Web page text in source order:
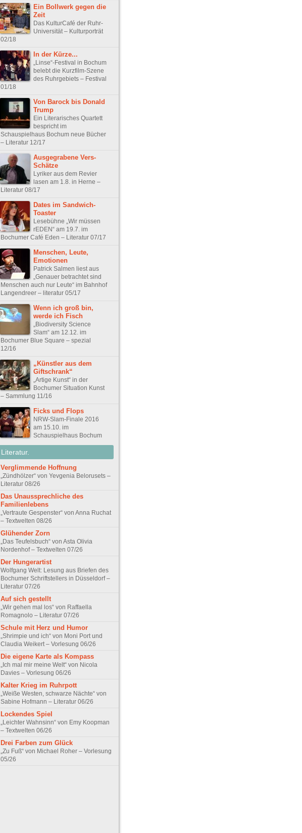
Ein Bollwerk gegen die
Zeit
Das KulturCafé der Ruhr-
Universität – Kulturporträt
02/18
In der Kürze...
„Linse“-Festival in Bochum
belebt die Kurzfilm-Szene
des Ruhrgebiets – Festival
01/18
Von Barock bis Donald
Trump
Ein Literarisches Quartett
bespricht im
Schauspielhaus Bochum neue Bücher
– Literatur 12/17
Ausgegrabene Vers-
Schätze
Lyriker aus dem Revier
lasen am 1.8. in Herne –
Literatur 08/17
Dates im Sandwich-
Toaster
Lesebühne „Wir müssen
rEDEN“ am 19.7. im
Bochumer Café Eden – Literatur 07/17
Menschen, Leute,
Emotionen
Patrick Salmen liest aus
„Genauer betrachtet sind
Menschen auch nur Leute“ im Bahnhof
Langendreer – literatur 05/17
Wenn ich groß bin,
werde ich Fisch
„Biodiversity Science
Slam“ am 12.12. im
Bochumer Blue Square – spezial
12/16
„Künstler aus dem
Giftschrank“
„Artige Kunst“ in der
Bochumer Situation Kunst
– Sammlung 11/16
Ficks und Flops
NRW-Slam-Finale 2016
am 15.10. im
Schauspielhaus Bochum
Literatur.
Verglimmende Hoffnung
„Zündhölzer“ von Yevgenia Belorusets –
Literatur 08/26
Das Unaussprechliche des
Familienlebens
„Vertraute Gespenster“ von Anna Ruchat
– Textwelten 08/26
Glühender Zorn
„Das Teufelsbuch“ von Asta Olivia
Nordenhof – Textwelten 07/26
Der Hungerartist
Wolfgang Welt: Lesung aus Briefen des
Bochumer Schriftstellers in Düsseldorf –
Literatur 07/26
Auf sich gestellt
„Wir gehen mal los“ von Raffaella
Romagnolo – Literatur 07/26
Schule mit Herz und Humor
„Shrimpie und ich“ von Moni Port und
Claudia Weikert – Vorlesung 06/26
Die eigene Karte als Kompass
„Ich mal mir meine Welt“ von Nicola
Davies – Vorlesung 06/26
Kalter Krieg im Ruhrpott
„Weiße Westen, schwarze Nächte“ von
Sabine Hofmann – Literatur 06/26
Lockendes Spiel
„Leichter Wahnsinn“ von Emy Koopman
– Textwelten 06/26
Drei Farben zum Glück
„Zu Fuß“ von Michael Roher – Vorlesung
05/26